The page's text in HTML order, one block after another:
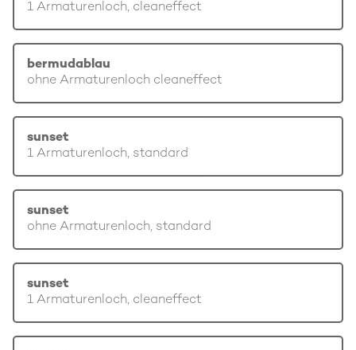
1 Armaturenloch, cleaneffect
bermudablau
ohne Armaturenloch cleaneffect
sunset
1 Armaturenloch, standard
sunset
ohne Armaturenloch, standard
sunset
1 Armaturenloch, cleaneffect